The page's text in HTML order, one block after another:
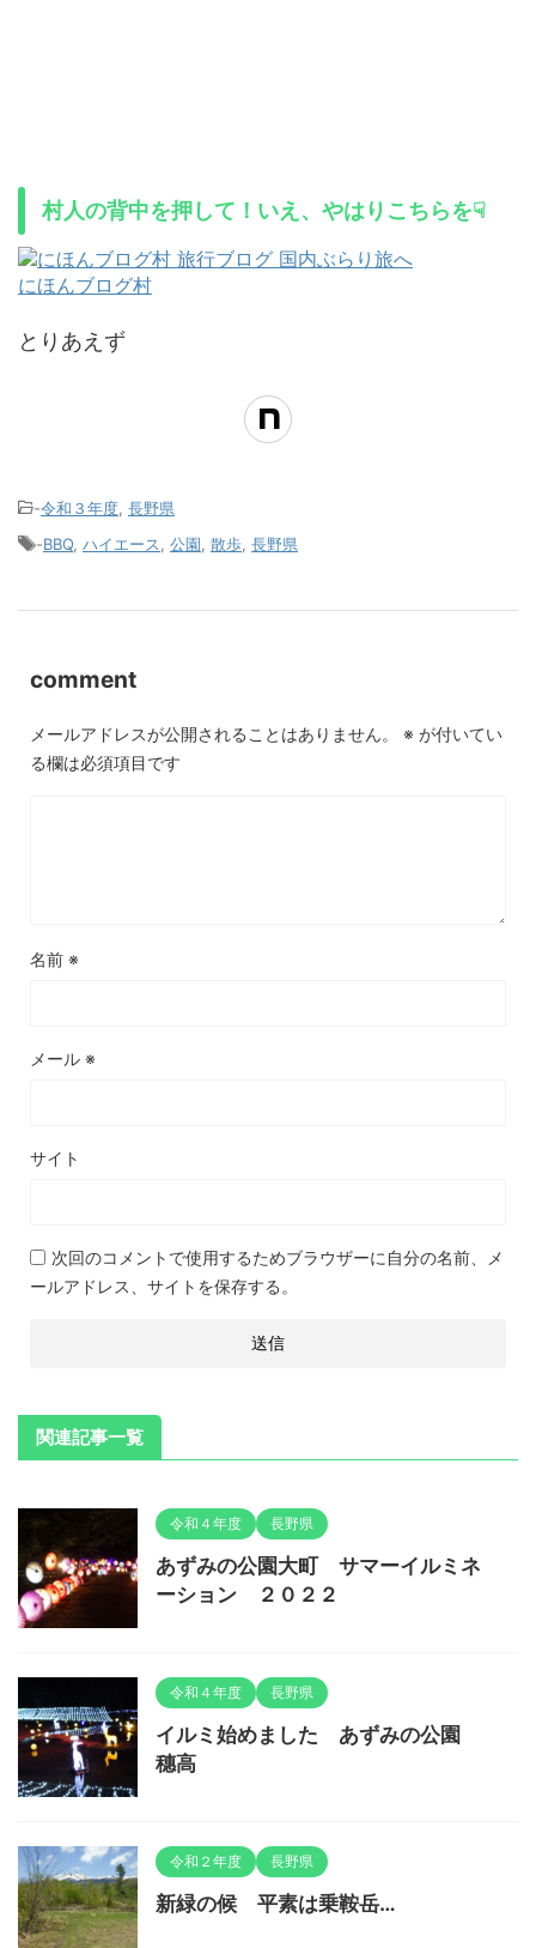
村人の背中を押して！いえ、やはりこちらを☟
にほんブログ村
とりあえず
-令和３年度 長野県
-BBQ ハイエース 公園 散歩 長野県
comment
メールアドレスが公開されることはありません。 ※ が付いてい
る欄は必須項目です
名前 ※
メール ※
サイト
次回のコメントで使用するためブラウザーに自分の名前、メ
ールアドレス、サイトを保存する。
関連記事一覧
令和４年度 長野県
あずみの公園大町 サマーイルミネ
ーション ２０２２
令和４年度 長野県
イルミ始めました あずみの公園
穗高
令和２年度 長野県
新緑の候 平素は乗鞍岳…